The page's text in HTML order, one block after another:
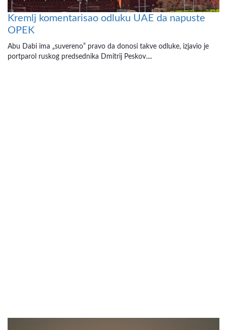
Kremlj komentarisao odluku UAE da napuste
OPEK
Abu Dabi ima „suvereno” pravo da donosi takve odluke, izjavio je
portparol ruskog predsednika Dmitrij Peskov....